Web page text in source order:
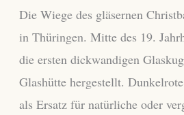
Die Wiege des gläsernen
in Thüringen. Mitte des 19.
die ersten dickwandigen
Glashütte hergestellt.
als Ersatz für natürliche oder